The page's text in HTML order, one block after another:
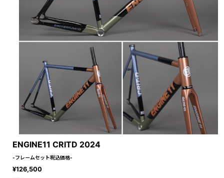
ENGINE11 CRITD 2024
-フレームセット税込価格-
¥126,500